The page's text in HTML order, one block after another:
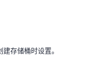
补贴重磅
爆款云主机全场特
存储桶时设置。
存储桶时设置。